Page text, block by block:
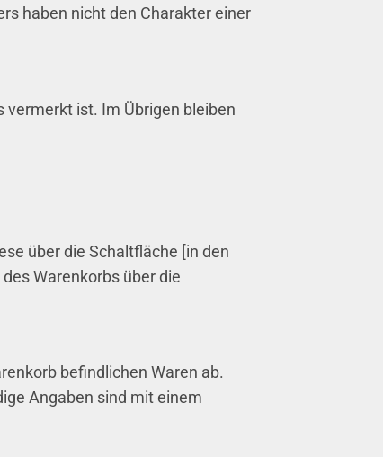
haben nicht den Charakter einer
vermerkt ist. Im Übrigen bleiben
über die Schaltfläche [in den
Warenkorbs über die
befindlichen Waren ab.
Angaben sind mit einem